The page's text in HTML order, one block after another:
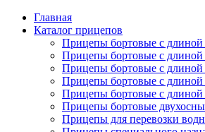
Главная
Каталог прицепов
Прицепы бортовые с длиной
Прицепы бортовые с длиной
Прицепы бортовые с длиной
Прицепы бортовые с длиной
Прицепы бортовые с
Прицепы бортовые
Прицепы для перевозки